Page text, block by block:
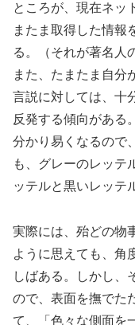
ところが、現在ネッ
またま取得した情報
る。（それが著名人
また、たまたま自分
言説に対しては、十
反発する傾向がある
分かり易くなるので
も、グレーのレッテ
ッテルと黒いレッテ
実際には、殆どの物
ように思えても、角
しばある。しかし、
ので、表面を撫でた
て、「色々な側面を